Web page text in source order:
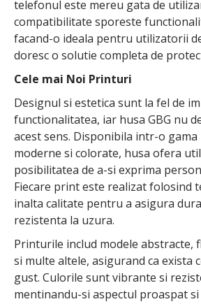
telefonul este mereu gata de
compatibilitate sporeste
facand-o ideala pentru utilizatorii
doresc o solutie completa de
Cele mai Noi Printuri
Designul si estetica sunt la fel de
functionalitatea, iar husa GBG nu
acest sens. Disponibila intr-o
moderne si colorate, husa ofera
posibilitatea de a-si exprima
Fiecare print este realizat folosind
inalta calitate pentru a asigura
rezistenta la uzura.
Printurile includ modele abstracte,
si multe altele, asigurand ca exista
gust. Culorile sunt vibrante si
mentinandu-si aspectul proaspat